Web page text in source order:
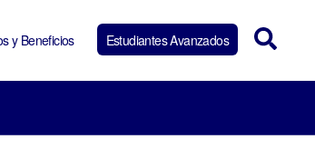
y Beneficios Estudiantes Avanzados